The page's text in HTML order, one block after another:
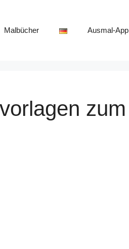
Malbücher Ausmal-App
zum